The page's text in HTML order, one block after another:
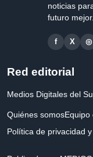
noticias
futuro mejor.
f X ◎
Red editorial
Medios Digitales del
Quiénes somosEquipo
Política de privacidad